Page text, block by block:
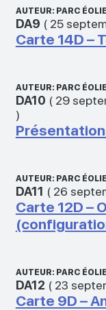
AUTEUR: PARC
DA9 ( 25
Carte 14D –
AUTEUR: PARC
DA10 ( 29
)
AUTEUR: PARC
DA11 ( 26
Carte 12D –
AUTEUR: PARC
DA12 ( 23
Carte 9D –